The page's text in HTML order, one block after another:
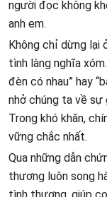
người đọc không
anh em.
Không chỉ dừng lại
tình làng nghĩa
đèn có nhau” hay
nhở chúng ta về sự
Trong khó khăn,
vững chắc nhất.
Qua những dẫn
thương luôn song